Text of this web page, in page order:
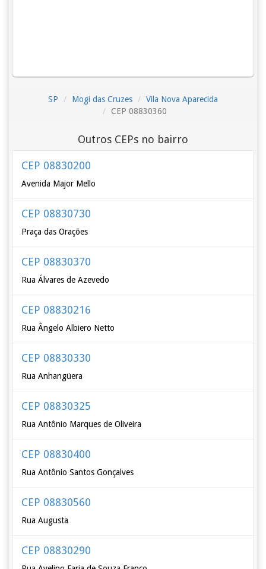
SP Mogi das Cruzes
Vila Nova Aparecida
CEP 08830360
Outros CEPs no bairro
CEP 08830200
Avenida Major Mello
CEP 08830730
Praça das Orações
CEP 08830370
Rua Álvares de Azevedo
CEP 08830216
Rua Ângelo Albiero Netto
CEP 08830330
Rua Anhangüera
CEP 08830325
Rua Antônio Marques de Oliveira
CEP 08830400
Rua Antônio Santos Gonçalves
CEP 08830560
Rua Augusta
CEP 08830290